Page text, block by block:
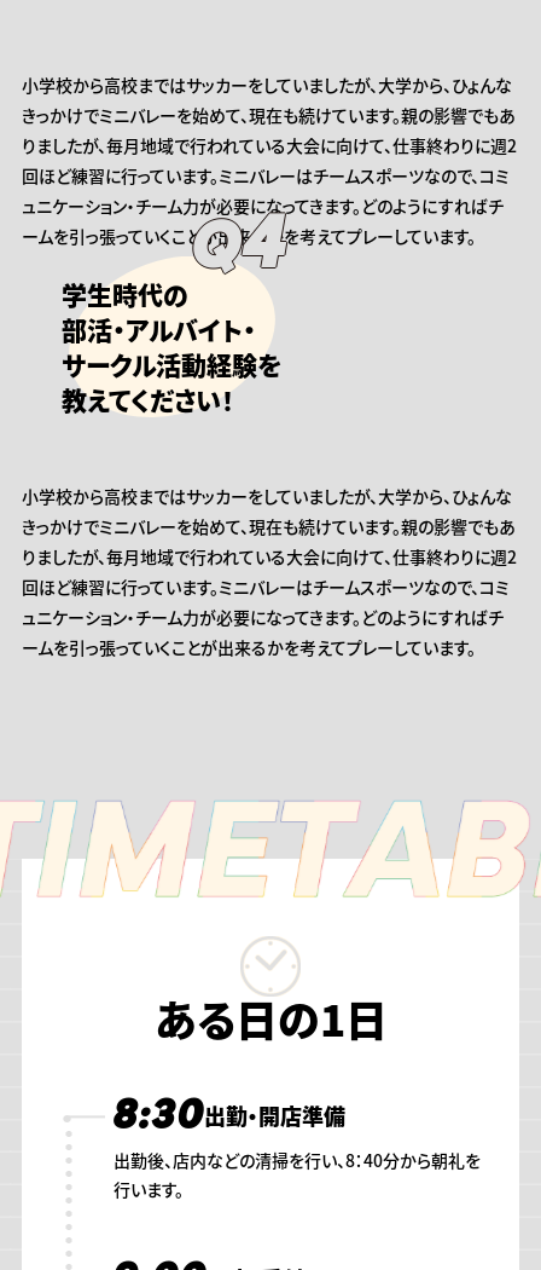
小学校から高校まではサッカーをしていましたが、大学から、ひょんな
きっかけでミニバレーを始めて、現在も続けています。親の影響でもあ
りましたが、毎月地域で行われている大会に向けて、仕事終わりに週2
回ほど練習に行っています。ミニバレーはチームスポーツなので、コミ
ュニケーション・チーム力が必要になってきます。どのようにすればチ
ームを引っ張っていくことが出来るかを考えてプレーしています。
4
学生時代の
部活・アルバイト・
サークル活動経験を
教えてください！
小学校から高校まではサッカーをしていましたが、大学から、ひょんな
きっかけでミニバレーを始めて、現在も続けています。親の影響でもあ
りましたが、毎月地域で行われている大会に向けて、仕事終わりに週2
回ほど練習に行っています。ミニバレーはチームスポーツなので、コミ
ュニケーション・チーム力が必要になってきます。どのようにすればチ
ームを引っ張っていくことが出来るかを考えてプレーしています。
ある日の1日
8:30出勤・開店準備
出勤後、店内などの清掃を行い、8：40分から朝礼を
行います。